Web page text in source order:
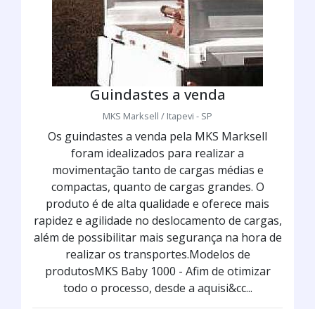
Guindastes a venda
MKS Marksell / Itapevi - SP
Os guindastes a venda pela MKS Marksell
foram idealizados para realizar a
movimentação tanto de cargas médias e
compactas, quanto de cargas grandes. O
produto é de alta qualidade e oferece mais
rapidez e agilidade no deslocamento de cargas,
além de possibilitar mais segurança na hora de
realizar os transportes.Modelos de
produtosMKS Baby 1000 - Afim de otimizar
todo o processo, desde a aquisi&cc...